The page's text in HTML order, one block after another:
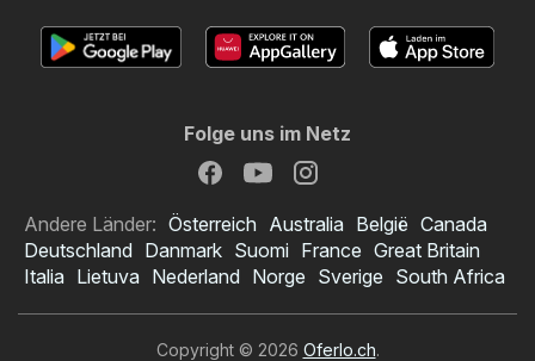
Folge uns im Netz
Andere Länder: Österreich Australia België Canada
Deutschland Danmark Suomi France Great Britain
Italia Lietuva Nederland Norge Sverige South Africa
Copyright © 2026 Oferlo.ch.